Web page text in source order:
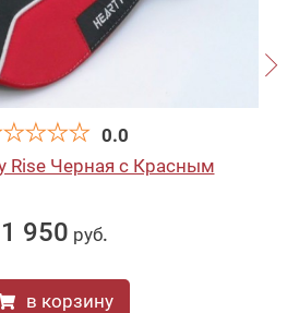
0.0
Rise Черная с Красным
1 950 руб.
в корзину